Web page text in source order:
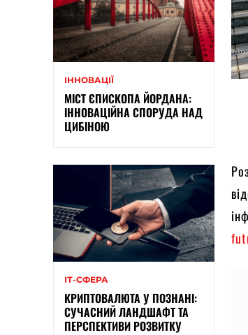
ІННОВАЦІЇ
МІСТ ЄПИСКОПА ЙОРДАНА:
ІННОВАЦІЙНА СПОРУДА НАД
ЦИБІНОЮ
ІТ-СФЕРА
КРИПТОВАЛЮТА У ПОЗНАНІ:
СУЧАСНИЙ ЛАНДШАФТ ТА
ПЕРСПЕКТИВИ РОЗВИТКУ